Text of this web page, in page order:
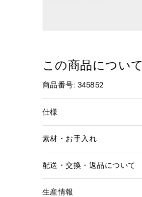
この商品について
商品番号: 345852
仕様
素材・お手入れ
配送・交換・返品について
生産情報